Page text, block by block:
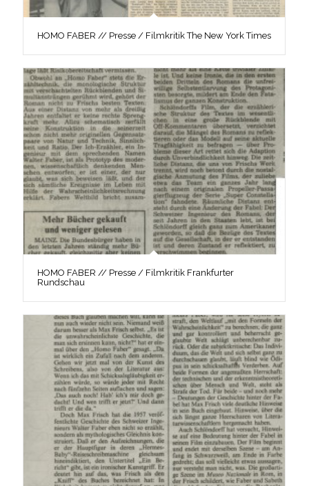
HOMO FABER // Presse / Filmkritik The New York Times
HOMO FABER // Presse / Filmkritik Frankfurter
Rundschau